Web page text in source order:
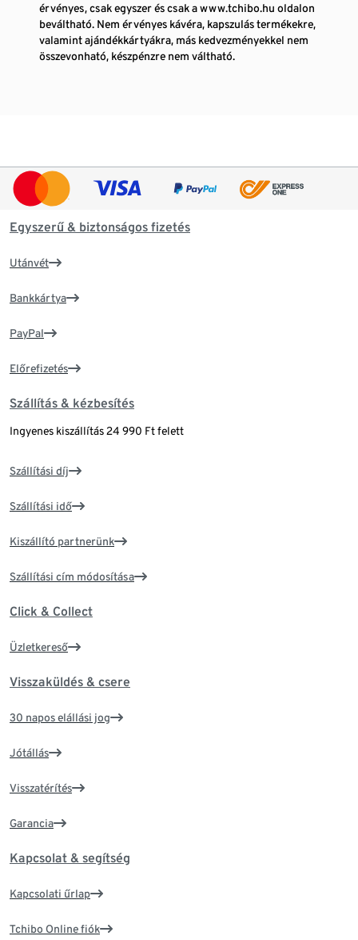
érvényes, csak egyszer és csak a www.tchibo.hu oldalon
beváltható. Nem érvényes kávéra, kapszulás termékekre,
valamint ajándékkártyákra, más kedvezményekkel nem
összevonható, készpénzre nem váltható.
Egyszerű & biztonságos fizetés
Utánvét
Bankkártya
PayPal
Előrefizetés
Szállítás & kézbesítés
Ingyenes kiszállítás 24 990 Ft felett
Szállítási díj
Szállítási idő
Kiszállító partnerünk
Szállítási cím módosítása
Click & Collect
Üzletkereső
Visszaküldés & csere
30 napos elállási jog
Jótállás
Visszatérítés
Garancia
Kapcsolat & segítség
Kapcsolati űrlap
Tchibo Online fiók